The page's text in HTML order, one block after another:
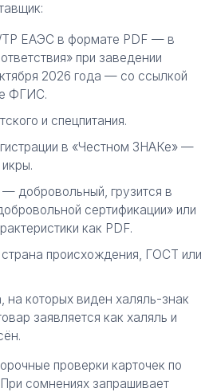
ЕАЭС в формате PDF — в
при заведении
2026 года — со ссылкой
ФГИС.
и спецпитания.
в «Честном ЗНАКе» —
добровольный, грузится в
сертификации» или
как PDF.
происхождения, ГОСТ или
на которых виден халяль-знак
заявляется как халяль и
проверки карточек по
сомнениях запрашивает